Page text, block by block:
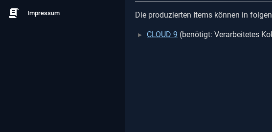
Impressum Die produzierten Items können in
CLOUD 9 (benötigt: Verarbeitetes